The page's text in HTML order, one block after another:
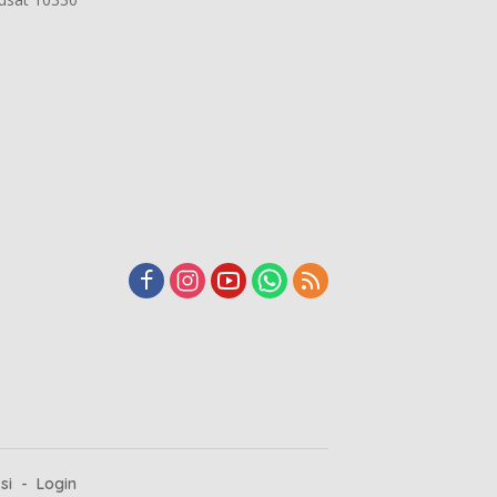
Login